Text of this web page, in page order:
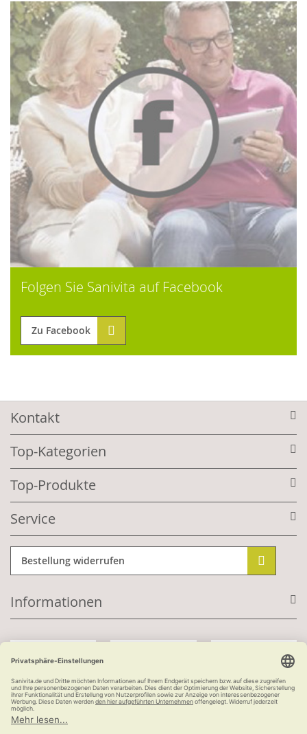
Folgen Sie Sanivita auf Facebook
Zu Facebook
Kontakt
Top-Kategorien
Top-Produkte
Service
Bestellung widerrufen
Informationen
Kauf auf Rechnung